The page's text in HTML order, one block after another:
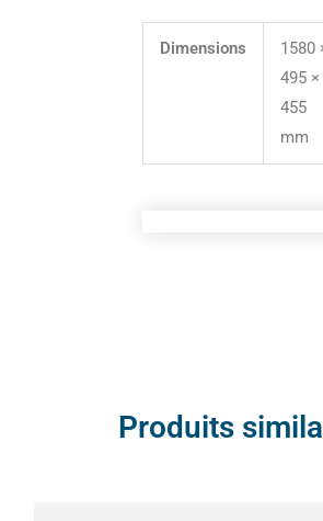
Dimensions
1580
495 ×
455
mm
Produits